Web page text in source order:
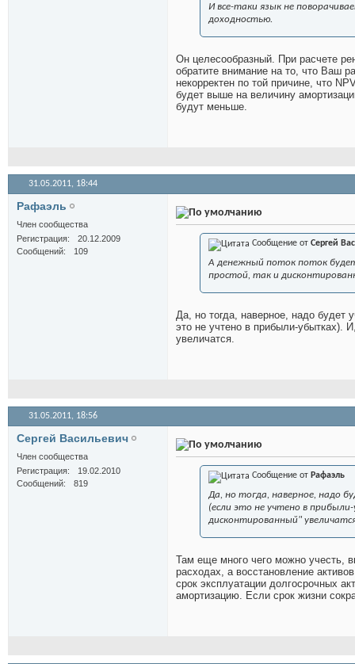
И все-таки язык не
доходностью.
Он целесообразный. При расчете
обратите внимание на то, что Ваш
некорректен по той причине, что
будет выше на величину
будут меньше.
31.05.2011, 18:44
Рафаэль
Член сообщества
Регистрация
20.12.2009
Сообщений
109
Сообщение от Сергей
А денежный поток поток
простой, так и
Да, но тогда, наверное, надо будет
это не учтено в прибыли-убытках).
увеличатся.
31.05.2011, 18:56
Сергей Васильевич
Член сообщества
Регистрация
19.02.2010
Сообщений
819
Сообщение от Рафаэль
Да, но тогда, наверное, надо
(если это не учтено в
дисконтированный"
Там еще много чего можно учесть,
расходах, а восстановление
срок эксплуатации долгосрочных
амортизацию. Если срок жизни